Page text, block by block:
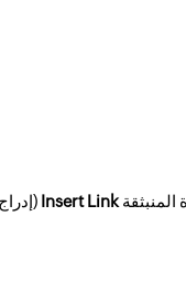
المنبثقةInsert Link